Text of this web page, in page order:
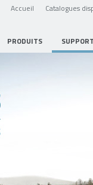
Accueil Catalogues
PRODUITS SUPPORT